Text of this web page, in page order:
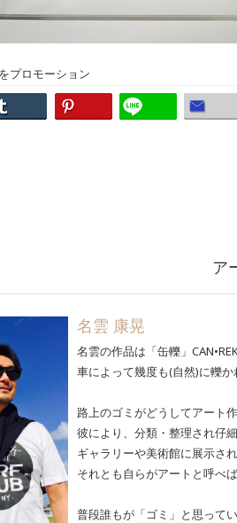
プロモーション
ア
名雲 康晃
名雲の作品は「缶轢」
車によって幾度も(自然)に轢
路上のゴミがどうしてアート
彼により、分類・整理され仔
ギャラリーや美術館に展示さ
それとも自らがアートと呼べ
普段誰もが「ゴミ」と思って